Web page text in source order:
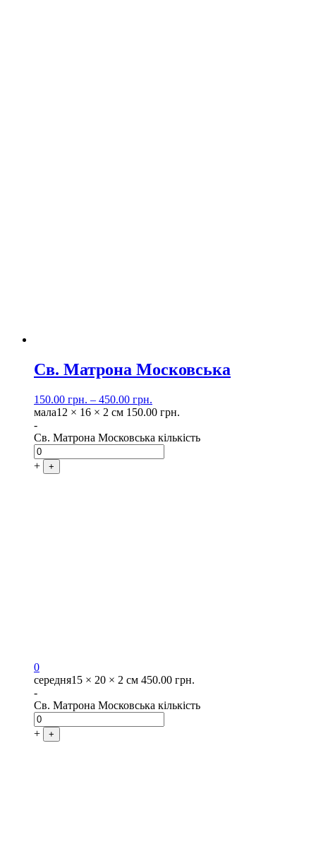
Св. Матрона Московська
150.00 грн. – 450.00 грн.
мала12 × 16 × 2 см 150.00 грн.
-
Св. Матрона Московська кількість
+ +
0
середня15 × 20 × 2 см 450.00 грн.
-
Св. Матрона Московська кількість
+ +